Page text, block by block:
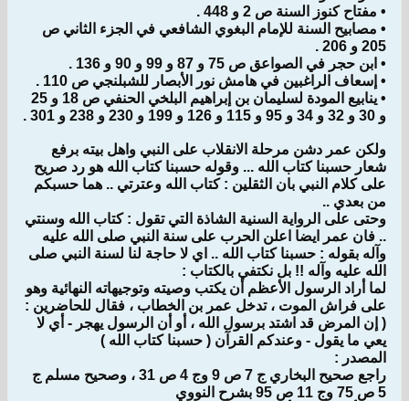
• مفتاح كنوز السنة ص 2 و 448 .
• مصابيح السنة للإمام البغوي الشافعي في الجزء الثاني ص
205 و 206 .
• ابن حجر في الصواعق ص 75 و 87 و 99 و 90 و 136 .
• إسعاف الراغبين في هامش نور الأبصار للشبلنجي ص 110 .
• ينابيع المودة لسليمان بن إبراهيم البلخي الحنفي ص 18 و 25
و 30 و 32 و 34 و 95 و 115 و 126 و 199 و 230 و 238 و 301 .
ولكن عمر دشن مرحلة الانقلاب على النبي واهل بيته برفع
شعار حسبنا كتاب الله ... وقوله حسبنا كتاب الله هو رد صريح
على كلام النبي بان الثقلين : كتاب الله وعترتي .. هما حسبكم
من بعدي ..
وحتى على الرواية السنية الشاذة التي تقول : كتاب الله وسنتي
.. فان عمر ايضا اعلن الحرب على سنة النبي صلى الله عليه
وآله بقوله : حسبنا كتاب الله .. اي لا حاجة لنا لسنة النبي صلى
الله عليه وآله !! بل نكتفي بالكتاب :
لما أراد الرسول الأعظم أن يكتب وصيته وتوجيهاته النهائية وهو
على فراش الموت ، تدخل عمر بن الخطاب ، فقال للحاضرين :
( إن المرض قد اشتد برسول الله ، أو أن الرسول يهجر - أي لا
يعي ما يقول - وعندكم القرآن ( حسبنا كتاب الله )
المصدر :
راجع صحيح البخاري ج 7 ص 9 وج 4 ص 31 ، وصحيح مسلم ج
5 ص 75 وج 11 ص 95 بشرح النووي